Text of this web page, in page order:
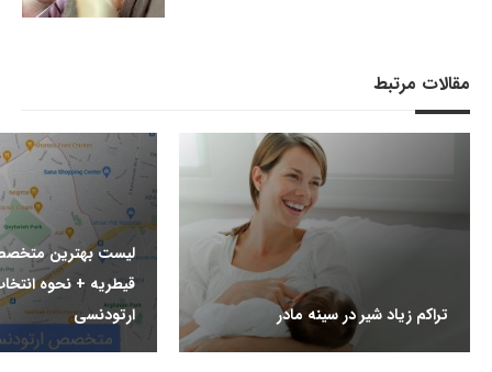
مقالات مرتبط
تراکم زیاد شیر در سینه مادر
لیست بهترین
قیطریه + نحوه
ارتودنسی